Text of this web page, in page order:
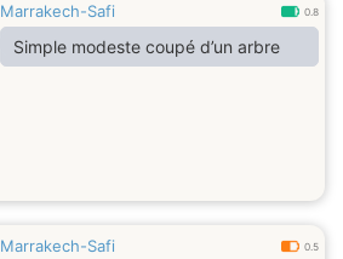
Marrakech-Safi 0.8
Simple modeste coupé d’un arbre
Marrakech-Safi 0.5